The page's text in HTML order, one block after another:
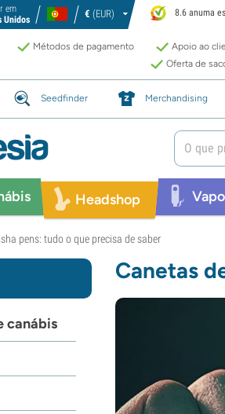
em
Unidos
€ (EUR) 8.6 anuma
Métodos de pagamento Apoio ao
Oferta de
Seedfinder Merchandising
Headshop
pens: tudo o que precisa de saber
Canetas
canábis